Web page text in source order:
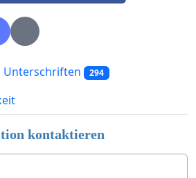
Unterschriften 294
kontaktieren